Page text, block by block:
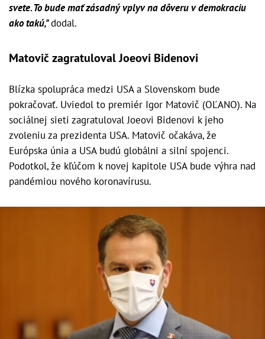
svete. To bude mať zásadný vplyv na dôveru v demokraciu
ako takú,"dodal.
Matovič zagratuloval Joeovi Bidenovi
Blízka spolupráca medzi USA a Slovenskom bude
pokračovať. Uviedol to premiér Igor Matovič (OĽANO). Na
sociálnej sieti zagratuloval Joeovi Bidenovi k jeho
zvoleniu za prezidenta USA. Matovič očakáva, že
Európska únia a USA budú globálni a silní spojenci.
Podotkol, že kľúčom k novej kapitole USA bude výhra nad
pandémiou nového koronavírusu.